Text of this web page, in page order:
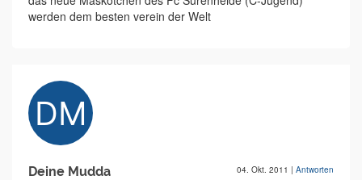
werden dem besten verein der Welt
Deine Mudda 04. Okt. 2011 | Antworten